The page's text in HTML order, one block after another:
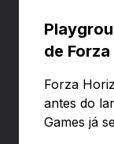
de
Forza
antes do
Games já